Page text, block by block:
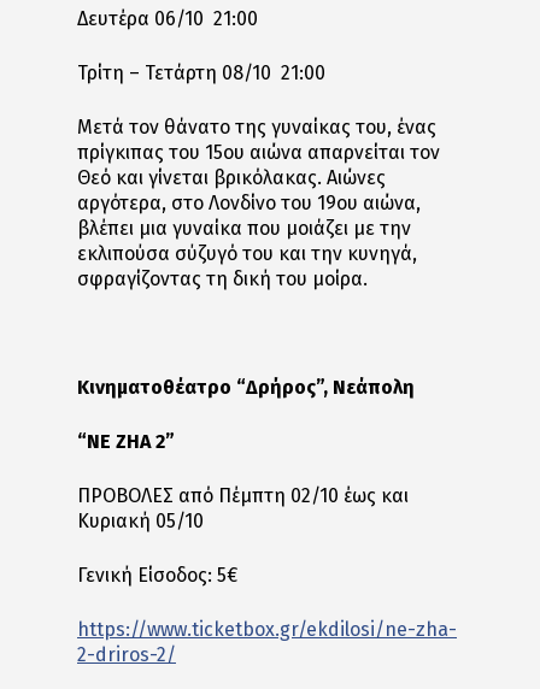
Δευτέρα 06/10 21:00
Τρίτη – Τετάρτη 08/10 21:00
Μετά τον θάνατο της γυναίκας του, ένας
πρίγκιπας του 15ου αιώνα απαρνείται τον
Θεό και γίνεται βρικόλακας. Αιώνες
αργότερα, στο Λονδίνο του 19ου αιώνα,
βλέπει μια γυναίκα που μοιάζει με την
εκλιπούσα σύζυγό του και την κυνηγά,
σφραγίζοντας τη δική του μοίρα.
Κινηματοθέατρο “Δρήρος”, Νεάπολη
“NE ZHA 2”
ΠΡΟΒΟΛΕΣ από Πέμπτη 02/10 έως και
Κυριακή 05/10
Γενική Είσοδος: 5€
https://www.ticketbox.gr/ekdilosi/ne-zha-
2-driros-2/